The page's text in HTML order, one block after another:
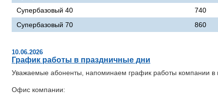
Супербазовый 40
740
Супербазовый 70
860
10.06.2026
График работы в праздничные дни
Уважаемые абоненты, напоминаем график работы компании
Офис компании: